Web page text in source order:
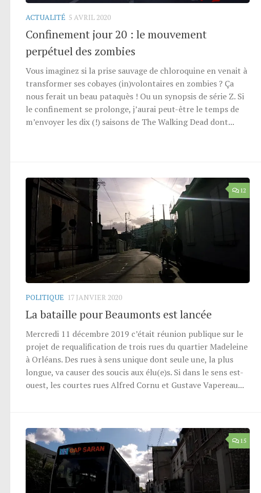
ACTUALITÉ 5 AVRIL 2020
Confinement jour 20 : le mouvement
perpétuel des zombies
Vous imaginez si la prise sauvage de chloroquine en venait à
transformer ses cobayes (in)volontaires en zombies ? Ça
nous ferait un beau pataquès ! Ou un synopsis de série Z. Si
le confinement se prolonge, j’aurai peut-être le temps de
m’envoyer les dix (!) saisons de The Walking Dead dont...
12
POLITIQUE 17 JANVIER 2020
La bataille pour Beaumonts est lancée
Mercredi 11 décembre 2019 c’était réunion publique sur le
projet de requalification de trois rues du quartier Madeleine
à Orléans. Des rues à sens unique dont seule une, la plus
longue, va causer des soucis aux élu(e)s. Si dans le sens est-
ouest, les courtes rues Alfred Cornu et Gustave Vapereau...
15